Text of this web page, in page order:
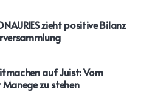
zieht positive Bilanz
auf Juist: Vom
zu stehen